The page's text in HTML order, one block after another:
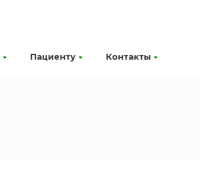
Пациенту Контакты